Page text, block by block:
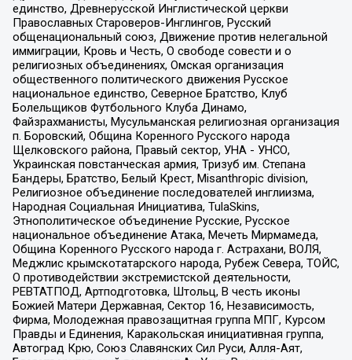
единство, Древнерусской Инглистической церкви
Православных Староверов-Инглингов, Русский
общенациональный союз, Движение против нелегальной
иммиграции, Кровь и Честь, О свободе совести и о
религиозных объединениях, Омская организация
общественного политического движения Русское
национальное единство, Северное Братство, Клуб
Болельщиков Футбольного Клуба Динамо,
Файзрахманисты, Мусульманская религиозная организация
п. Боровский, Община Коренного Русского народа
Щелковского района, Правый сектор, УНА - УНСО,
Украинская повстанческая армия, Тризуб им. Степана
Бандеры, Братство, Белый Крест, Misanthropic division,
Религиозное объединение последователей инглиизма,
Народная Социальная Инициатива, TulaSkins,
Этнополитическое объединение Русские, Русское
национальное объединение Атака, Мечеть Мирмамеда,
Община Коренного Русского народа г. Астрахани, ВОЛЯ,
Меджлис крымскотатарского народа, Рубеж Севера, ТОЙС,
О противодействии экстремистской деятельности,
РЕВТАТПОД, Артподготовка, Штольц, В честь иконы
Божией Матери Державная, Сектор 16, Независимость,
Фирма, Молодежная правозащитная группа МПГ, Курсом
Правды и Единения, Каракольская инициативная группа,
Автоград Крю, Союз Славянских Сил Руси, Алля-Аят,